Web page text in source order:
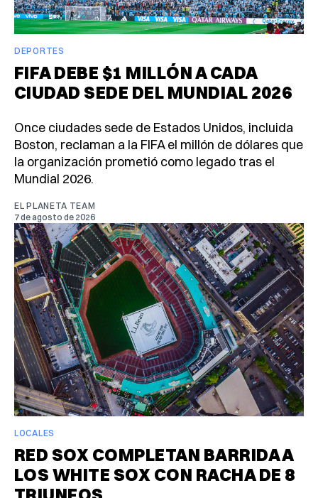
DEPORTES
FIFA DEBE $1 MILLÓN A CADA
CIUDAD SEDE DEL MUNDIAL 2026
Once ciudades sede de Estados Unidos, incluida
Boston, reclaman a la FIFA el millón de dólares que
la organización prometió como legado tras el
Mundial 2026.
EL PLANETA TEAM
7 de agosto de 2026
LOCALES
RED SOX COMPLETAN BARRIDA A
LOS WHITE SOX CON RACHA DE 8